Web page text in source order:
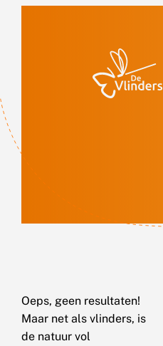
Oeps, geen resultaten!
Maar net als vlinders, is
de natuur vol